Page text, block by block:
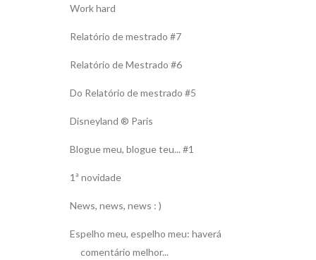
Work hard
Relatório de mestrado #7
Relatório de Mestrado #6
Do Relatório de mestrado #5
Disneyland ® Paris
Blogue meu, blogue teu... #1
1ª novidade
News, news, news : )
Espelho meu, espelho meu: haverá
comentário melhor...